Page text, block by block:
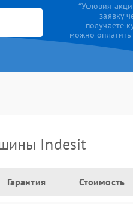
*Условия
заявку
получаете
можно
Indesit
Гарантия Стоимость